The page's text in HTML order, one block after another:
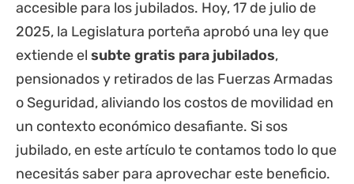
accesible para los jubilados. Hoy, 17 de julio de
2025, la Legislatura porteña aprobó una ley que
extiende el subte gratis para jubilados,
pensionados y retirados de las Fuerzas Armadas
o Seguridad, aliviando los costos de movilidad en
un contexto económico desafiante. Si sos
jubilado, en este artículo te contamos todo lo que
necesitás saber para aprovechar este beneficio.